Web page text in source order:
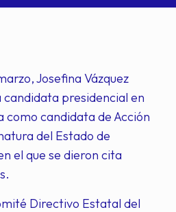
Josefina Vázquez
presidencial en
candidata de Acción
del Estado de
el que se dieron cita
Directivo Estatal del